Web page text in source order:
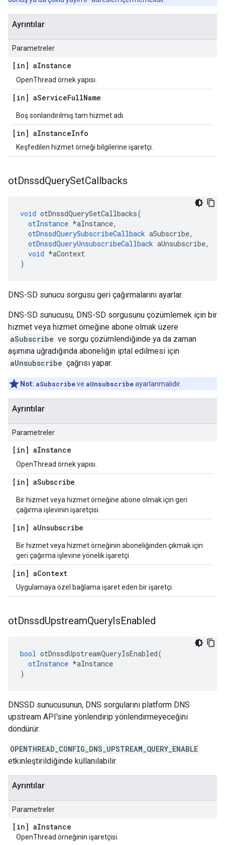
Ayrıntılar
Parametreler
[in] aInstance
OpenThread örnek yapısı.
[in] aServiceFullName
Boş sonlandırılmış tam hizmet adı.
[in] aInstanceInfo
Keşfedilen hizmet örneği bilgilerine işaretçi.
otDnssdQuerySetCallbacks
void otDnssdQuerySetCallbacks(
otInstance *aInstance,
otDnssdQuerySubscribeCallback aSubscribe,
otDnssdQueryUnsubscribeCallback aUnsubscribe,
void *aContext
)
DNS-SD sunucu sorgusu geri çağırmalarını ayarlar.
DNS-SD sunucusu, DNS-SD sorgusunu çözümlemek için bir
hizmet veya hizmet örneğine abone olmak üzere
aSubscribe ve sorgu çözümlendiğinde ya da zaman
aşımına uğradığında aboneliğin iptal edilmesi için
aUnsubscribe çağrısı yapar.
Not: aSubscribeve aUnsubscribeayarlanmalıdır.
Ayrıntılar
Parametreler
[in] aInstance
OpenThread örnek yapısı.
[in] aSubscribe
Bir hizmet veya hizmet örneğine abone olmak için geri
çağırma işlevinin işaretçisi.
[in] aUnsubscribe
Bir hizmet veya hizmet örneğinin aboneliğinden çıkmak için
geri çağırma işlevine yönelik işaretçi.
[in] aContext
Uygulamaya özel bağlama işaret eden bir işaretçi.
otDnssdUpstreamQueryIsEnabled
bool otDnssdUpstreamQueryIsEnabled(
otInstance *aInstance
)
DNSSD sunucusunun, DNS sorgularını platform DNS
upstream API'sine yönlendirip yönlendirmeyeceğini
döndürür.
OPENTHREAD_CONFIG_DNS_UPSTREAM_QUERY_ENABLE
etkinleştirildiğinde kullanılabilir.
Ayrıntılar
Parametreler
[in] aInstance
OpenThread örneğinin işaretçisi.